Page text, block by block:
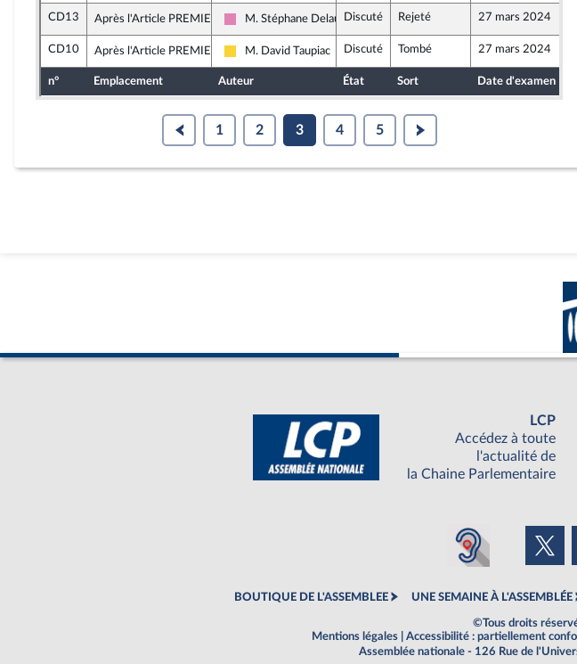
CD13 Après l'Article PREMIER
Socialistes et apparentés
M. Stéphane Delautrette
Discuté Rejeté 27 mars 2024
CD10 Après l'Article PREMIER
Libertés, Indépendants, Outre-mer et Territoires
M. David Taupiac Discuté Tombé 27 mars 2024
n° Emplacement Auteur État Sort Date d'examen
1 2 3 4 5
LCP
Accédez à toute
l'actualité de
la Chaine Parlementaire
BOUTIQUE DE L'ASSEMBLEE UNE SEMAINE À L'ASSEMBLÉE
©Tous droits
Mentions légales
Accessibilité : partiellement
Assemblée nationale - 126 Rue de